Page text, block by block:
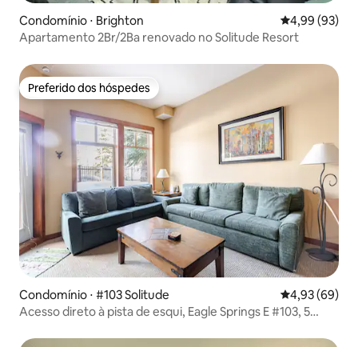
Condomínio ⋅ Brighton 4,99 de uma
4,99 (93)
Apartamento 2Br/2Ba renovado no Solitude Resort
Preferido dos hóspedes
Preferido dos hóspedes
Condomínio ⋅ #103 Solitude 4,93 de uma
4,93 (69)
Acesso direto à pista de esqui, Eagle Springs E #103, 5